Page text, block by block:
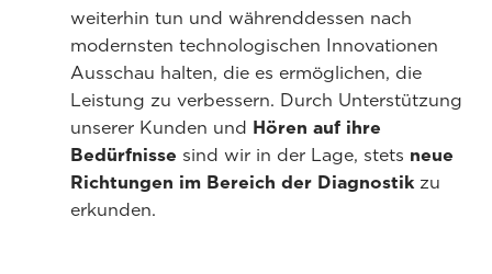
weiterhin tun und währenddessen nach
modernsten technologischen Innovationen
Ausschau halten, die es ermöglichen, die
Leistung zu verbessern. Durch Unterstützung
unserer Kunden und Hören auf ihre
Bedürfnisse sind wir in der Lage, stets neue
Richtungen im Bereich der Diagnostikzu
erkunden.